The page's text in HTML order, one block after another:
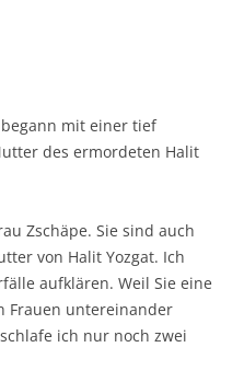
mit einer tief
des ermordeten Halit
Zschäpe. Sie sind auch
von Halit Yozgat. Ich
aufklären. Weil Sie eine
Frauen untereinander
ich nur noch zwei